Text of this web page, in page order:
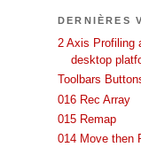
DERNIÈRES
2 Axis Profiling
desktop
Toolbars
016 Rec Array
015 Remap
014 Move then